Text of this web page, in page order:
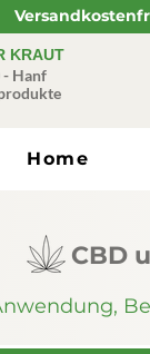
KRAUT
- Hanf
Home
CBD